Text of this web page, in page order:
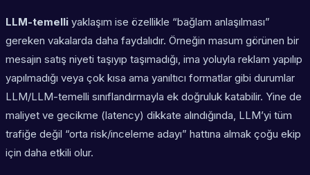
LLM-temelli yaklaşım ise özellikle “bağlam anlaşılması”
gereken vakalarda daha faydalıdır. Örneğin masum görünen bir
mesajın satış niyeti taşıyıp taşımadığı, ima yoluyla reklam yapılıp
yapılmadığı veya çok kısa ama yanıltıcı formatlar gibi durumlar
LLM/LLM-temelli sınıflandırmayla ek doğruluk katabilir. Yine de
maliyet ve gecikme (latency) dikkate alındığında, LLM’yi tüm
trafiğe değil “orta risk/inceleme adayı” hattına almak çoğu ekip
için daha etkili olur.